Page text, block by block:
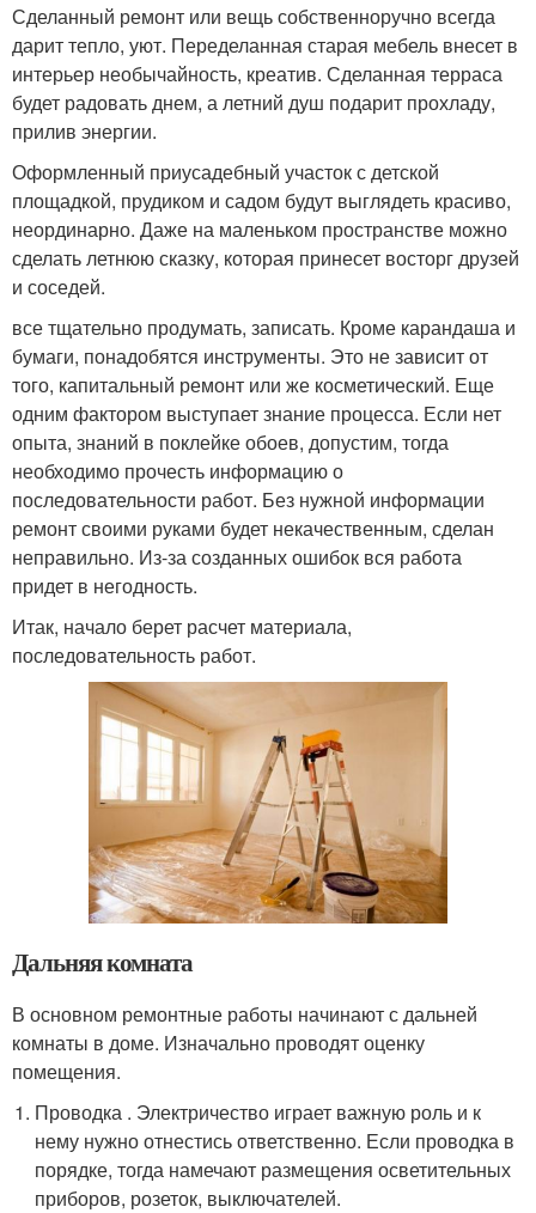
Сделанный ремонт или вещь собственноручно всегда
дарит тепло, уют. Переделанная старая мебель внесет в
интерьер необычайность, креатив. Сделанная терраса
будет радовать днем, а летний душ подарит прохладу,
прилив энергии.
Оформленный приусадебный участок с детской
площадкой, прудиком и садом будут выглядеть красиво,
неординарно. Даже на маленьком пространстве можно
сделать летнюю сказку, которая принесет восторг друзей
и соседей.
все тщательно продумать, записать. Кроме карандаша и
бумаги, понадобятся инструменты. Это не зависит от
того, капитальный ремонт или же косметический. Еще
одним фактором выступает знание процесса. Если нет
опыта, знаний в поклейке обоев, допустим, тогда
необходимо прочесть информацию о
последовательности работ. Без нужной информации
ремонт своими руками будет некачественным, сделан
неправильно. Из-за созданных ошибок вся работа
придет в негодность.
Итак, начало берет расчет материала,
последовательность работ.
Дальняя комната
В основном ремонтные работы начинают с дальней
комнаты в доме. Изначально проводят оценку
помещения.
Проводка . Электричество играет важную роль и к
нему нужно отнестись ответственно. Если проводка в
порядке, тогда намечают размещения осветительных
приборов, розеток, выключателей.